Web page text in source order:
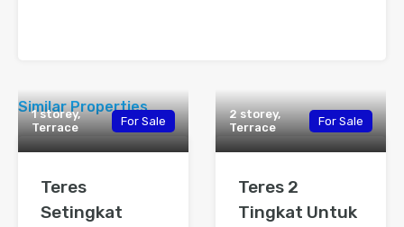
Similar Properties
1 storey,
Terrace
For Sale
Teres
Setingkat
2 storey,
Terrace
For Sale
Teres 2
Tingkat Untuk